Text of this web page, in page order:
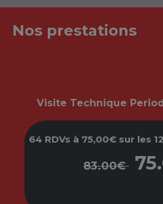
Nos prestations
Visite Technique
64 RDVs à 75,00€ sur les
83.00€